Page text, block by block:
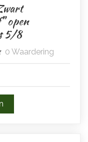
open
5/8
0 Waardering